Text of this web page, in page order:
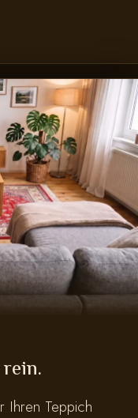
Ihren Teppich